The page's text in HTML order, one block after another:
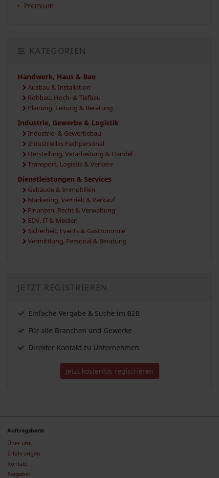
Premium
KATEGORIEN
Handwerk, Haus & Bau
Ausbau & Installation
Rohbau, Hoch- & Tiefbau
Planung, Leitung & Beratung
Industrie, Gewerbe & Logistik
Industrie- & Gewerbebau
Industrielles Fachpersonal
Herstellung, Verarbeitung & Handel
Transport, Logistik & Verkehr
Dienstleistungen & Services
Gebäude & Immobilien
Marketing, Vertrieb & Verkauf
Finanzen, Recht & Verwaltung
EDV, IT & Medien
Sicherheit, Events & Gastronomie
Vermittlung, Personal & Beratung
JETZT REGISTRIEREN
Einfache Vergabe & Suche im B2B
Für alle Branchen und Gewerke
Direkter Kontakt zu Unternehmen
Jetzt kostenlos registrieren
Auftragsbank
Über uns
Erfahrungen
Kontakt
Ratgeber